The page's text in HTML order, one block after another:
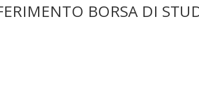
BORSA DI